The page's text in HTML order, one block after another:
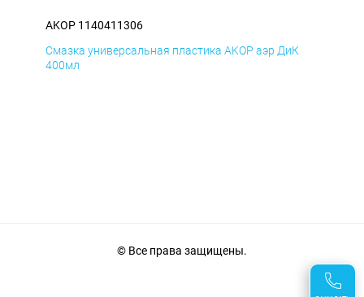
AKOP 1140411306
Смазка универсальная пластика AKOP аэр ДиК
400мл
© Все права защищены.